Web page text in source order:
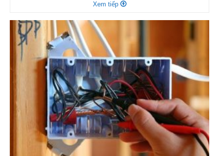
Anh – dịch vụ sửa chữa điện nước​ tại Hà Nội uy […]
Xem tiếp